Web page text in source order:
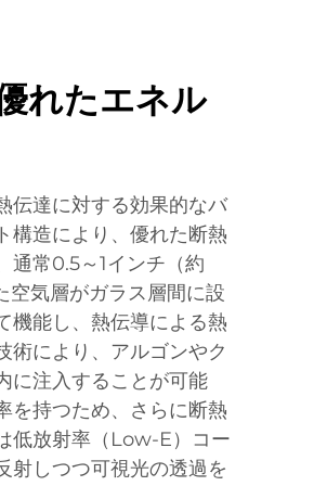
れたエネル
伝達に対する効果的なバ
構造により、優れた断熱
通常0.5～1インチ（約
気層がガラス層間に設
機能し、熱伝導による熱
術により、アルゴンやク
に注入することが可能
を持つため、さらに断熱
低放射率（Low-E）コー
射しつつ可視光の透過を